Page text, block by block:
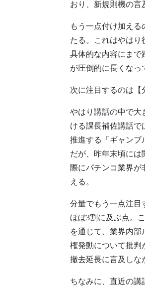
おり、新規則機の言
もう一点付け加え
たる。これはやはり
具体的な内容にまで
が圧倒的に長くなっ
次に注目するのは【
やはり講話の中で大
ける課長補佐講話で
推進する「ギャンブ
だが、昨年末頃には
際にパチンコ業界が
える。
分量でもう一点注目
ほぼ3割に及ぶ点。
を通じて、業界内
権発動について批判
撤去延長に言及しな
ちなみに、直近の講